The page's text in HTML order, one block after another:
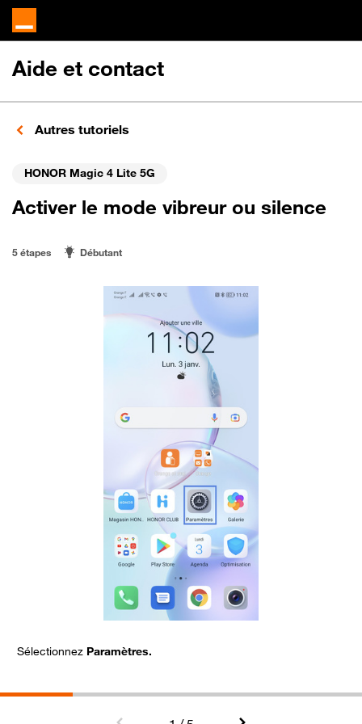
Aide et contact
Autres tutoriels
HONOR Magic 4 Lite 5G
Activer le mode vibreur ou silence
5 étapes Débutant
Sélectionnez Paramètres.